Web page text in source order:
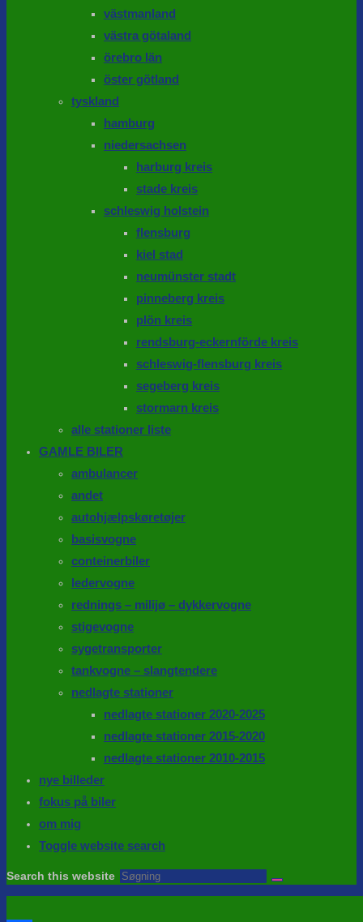
västmanland
västra götaland
örebro län
öster götland
tyskland
hamburg
niedersachsen
harburg kreis
stade kreis
schleswig holstein
flensburg
kiel stad
neumünster stadt
pinneberg kreis
plön kreis
rendsburg-eckernförde kreis
schleswig-flensburg kreis
segeberg kreis
stormarn kreis
alle stationer liste
GAMLE BILER
ambulancer
andet
autohjælpskøretøjer
basisvogne
conteinerbiler
ledervogne
rednings – milijø – dykkervogne
stigevogne
sygetransporter
tankvogne – slangtendere
nedlagte stationer
nedlagte stationer 2020-2025
nedlagte stationer 2015-2020
nedlagte stationer 2010-2015
nye billeder
fokus på biler
om mig
Toggle website search
Search this website